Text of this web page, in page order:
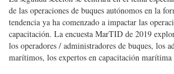
de las operaciones de buques autónomos en la
tendencia ya ha comenzado a impactar las
capacitación. La encuesta MarTID de 2019
los operadores / administradores de buques, los
marítimos, los expertos en capacitación marítima